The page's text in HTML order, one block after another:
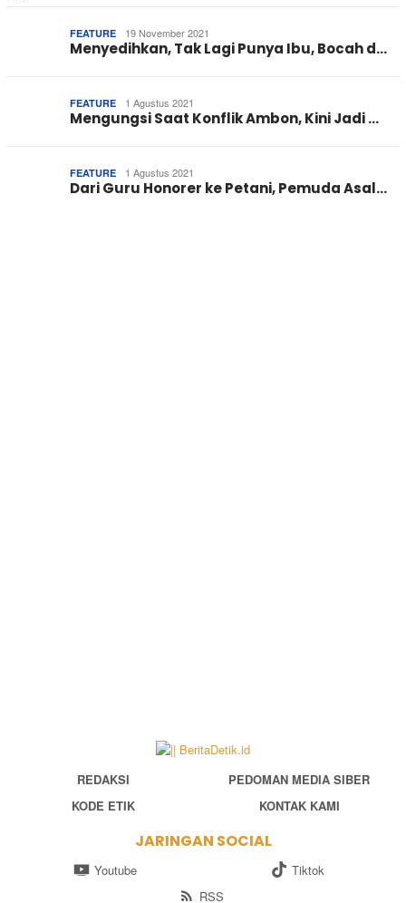
FEATURE 19 November 2021
Menyedihkan, Tak Lagi Punya Ibu, Bocah d…
FEATURE 1 Agustus 2021
Mengungsi Saat Konflik Ambon, Kini Jadi …
FEATURE 1 Agustus 2021
Dari Guru Honorer ke Petani, Pemuda Asal…
REDAKSI
PEDOMAN MEDIA SIBER
KODE ETIK
KONTAK KAMI
JARINGAN SOCIAL
Youtube
Tiktok
RSS